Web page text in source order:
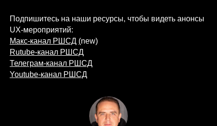
Подпишитесь на наши ресурсы, чтобы видеть анонсы
UX-мероприятий:
Макс-канал РШСД (new)
Rutube-канал РШСД
Телеграм-канал РШСД
Youtube-канал РШСД